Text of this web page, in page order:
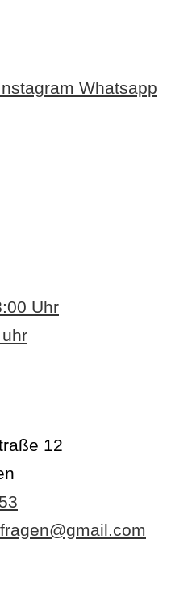
Whatsapp
Uhr
12